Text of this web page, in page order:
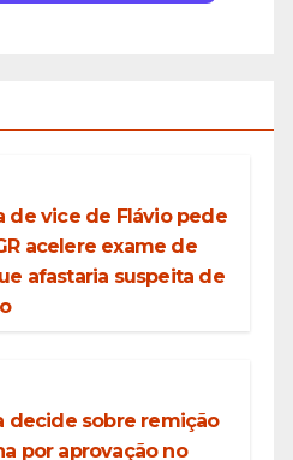
de vice de Flávio pede
acelere exame de
afastaria suspeita de
decide sobre remição
por aprovação no